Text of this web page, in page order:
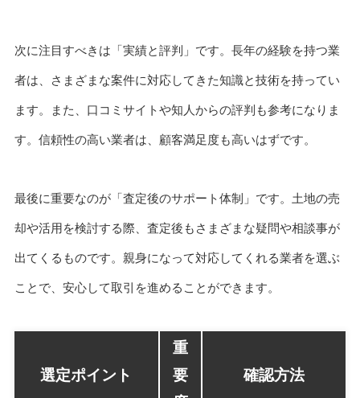
次に注目すべきは「実績と評判」です。長年の経験を持つ業
者は、さまざまな案件に対応してきた知識と技術を持ってい
ます。また、口コミサイトや知人からの評判も参考になりま
す。信頼性の高い業者は、顧客満足度も高いはずです。
最後に重要なのが「査定後のサポート体制」です。土地の売
却や活用を検討する際、査定後もさまざまな疑問や相談事が
出てくるものです。親身になって対応してくれる業者を選ぶ
ことで、安心して取引を進めることができます。
選定ポイント
重
要
確認方法